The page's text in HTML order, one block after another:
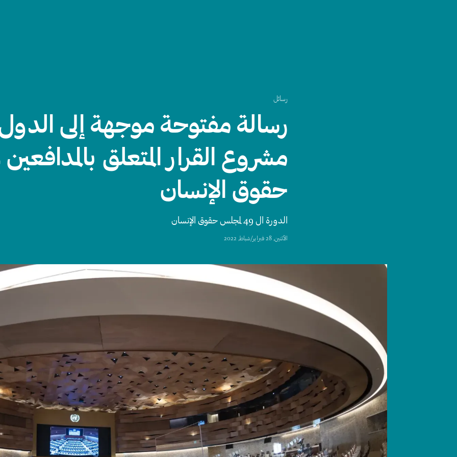
رسائل
رسالة مفتوحة موجهة إلى
مشروع القرار المتعلق
حقوق الإنسان
الدورة ال 49 لمجلس حقوق الإنسان
اﻷثنين, 28 فبراير/شباط, 2022